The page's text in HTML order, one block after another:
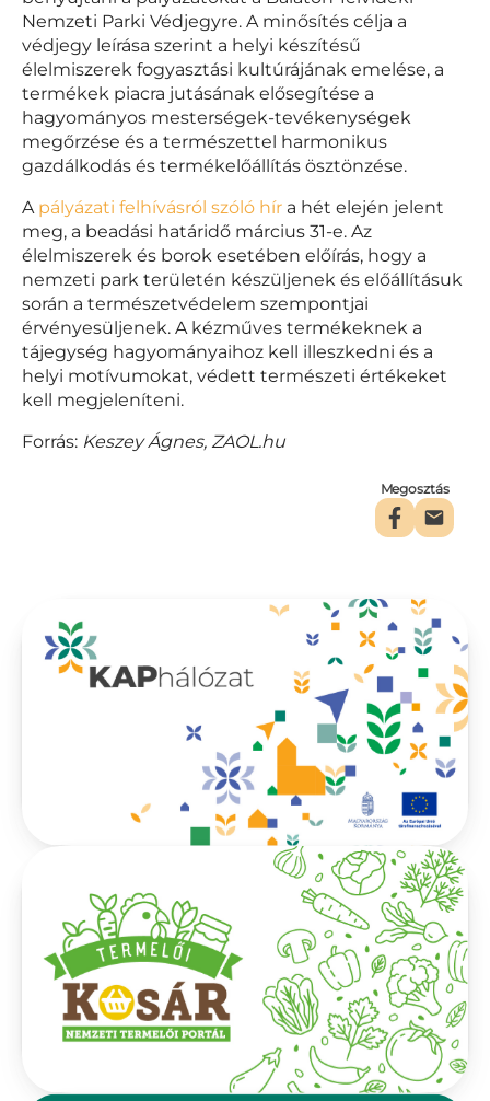
Nemzeti Parki Védjegyre. A minősítés célja a
védjegy leírása szerint a helyi készítésű
élelmiszerek fogyasztási kultúrájának emelése, a
termékek piacra jutásának elősegítése a
hagyományos mesterségek-tevékenységek
megőrzése és a természettel harmonikus
gazdálkodás és termékelőállítás ösztönzése.
A pályázati felhívásról szóló hír a hét elején jelent
meg, a beadási határidő március 31-e. Az
élelmiszerek és borok esetében előírás, hogy a
nemzeti park területén készüljenek és előállításuk
során a természetvédelem szempontjai
érvényesüljenek. A kézműves termékeknek a
tájegység hagyományaihoz kell illeszkedni és a
helyi motívumokat, védett természeti értékeket
kell megjeleníteni.
Forrás: Keszey Ágnes, ZAOL.hu
Megosztás